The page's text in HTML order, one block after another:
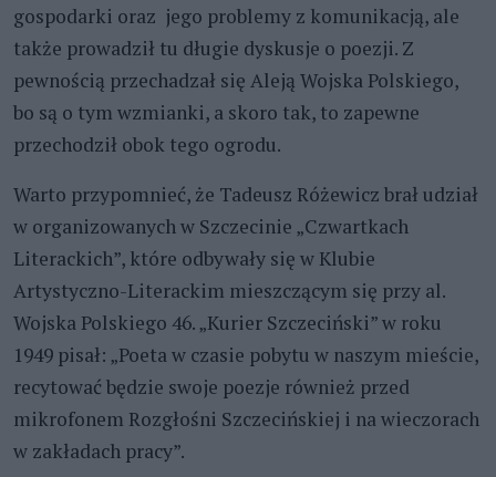
gospodarki oraz jego problemy z komunikacją, ale
także prowadził tu długie dyskusje o poezji. Z
pewnością przechadzał się Aleją Wojska Polskiego,
bo są o tym wzmianki, a skoro tak, to zapewne
przechodził obok tego ogrodu.
Warto przypomnieć, że Tadeusz Różewicz brał udział
w organizowanych w Szczecinie „Czwartkach
Literackich”, które odbywały się w Klubie
Artystyczno-Literackim mieszczącym się przy al.
Wojska Polskiego 46. „Kurier Szczeciński” w roku
1949 pisał: „Poeta w czasie pobytu w naszym mieście,
recytować będzie swoje poezje również przed
mikrofonem Rozgłośni Szczecińskiej i na wieczorach
w zakładach pracy”.